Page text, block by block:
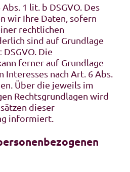
1 lit. b DSGVO. Des
wir Ihre Daten, sofern
rechtlichen
sind auf Grundlage
Die
ferner auf Grundlage
nach Art. 6 Abs.
Über die jeweils im
Rechtsgrundlagen wird
dieser
informiert.